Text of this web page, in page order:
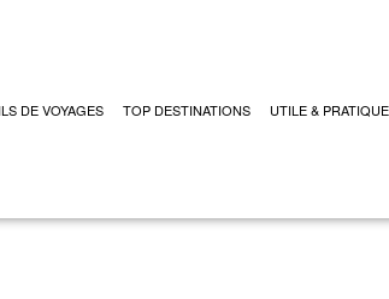
DE VOYAGES TOP DESTINATIONS UTILE & PRATIQUE